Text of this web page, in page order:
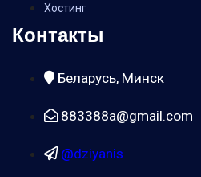
Хостинг
Контакты
Беларусь, Минск
883388a@gmail.com
@dziyanis